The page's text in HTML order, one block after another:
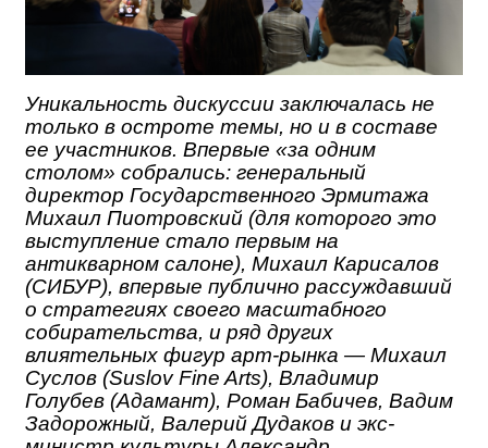
Уникальность дискуссии заключалась не
только в остроте темы, но и в составе
ее участников. Впервые «за одним
столом» собрались: генеральный
директор Государственного Эрмитажа
Михаил Пиотровский (для которого это
выступление стало первым на
антикварном салоне), Михаил Карисалов
(СИБУР), впервые публично рассуждавший
о стратегиях своего масштабного
собирательства, и ряд других
влиятельных фигур арт-рынка — Михаил
Суслов (Suslov Fine Arts), Владимир
Голубев (Адамант), Роман Бабичев, Вадим
Задорожный, Валерий Дудаков и экс-